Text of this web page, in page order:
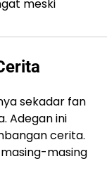
meski
sekadar fan
Adegan ini
cerita.
masing